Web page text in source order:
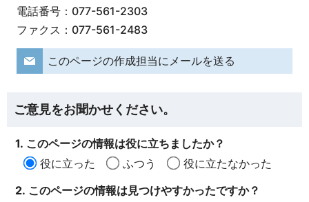
電話番号：077-561-2303
ファクス：077-561-2483
このページの作成担当にメールを送る
ご意見をお聞かせください。
1. このページの情報は役に立ちましたか？
役に立った
ふつう
役に立たなかった
2. このページの情報は見つけやすかったですか？